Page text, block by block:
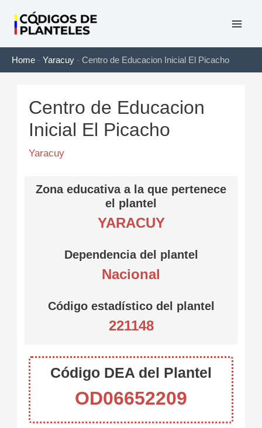
contenido
Home - Yaracuy - Centro de Educacion Inicial El Picacho
Centro de Educacion
Inicial El Picacho
Yaracuy
Zona educativa a la que pertenece
el plantel
YARACUY
Dependencia del plantel
Nacional
Código estadístico del plantel
221148
Código DEA del Plantel
OD06652209